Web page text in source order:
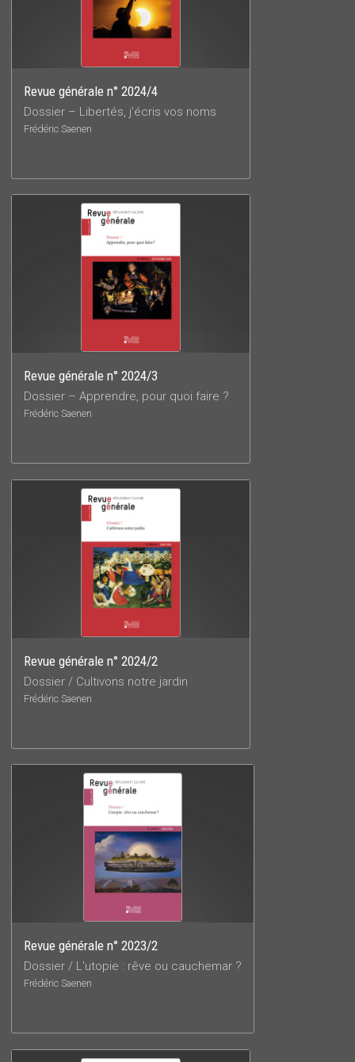
Revue générale n° 2024/4
Dossier – Libertés, j'écris vos noms
Frédéric Saenen
Revue générale n° 2024/3
Dossier – Apprendre, pour quoi faire ?
Frédéric Saenen
Revue générale n° 2024/2
Dossier / Cultivons notre jardin
Frédéric Saenen
Revue générale n° 2023/2
Dossier / L'utopie : rêve ou cauchemar ?
Frédéric Saenen